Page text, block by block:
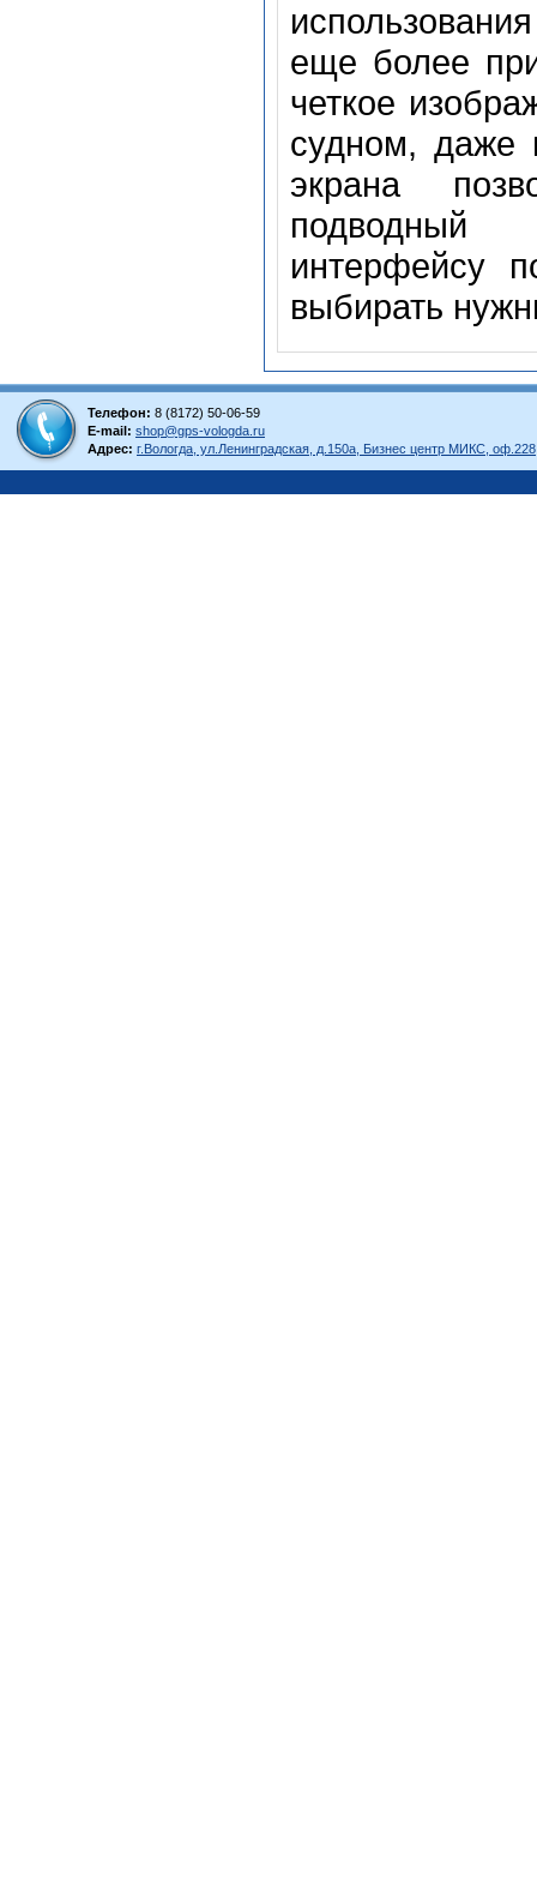
еще более
четкое
судном, даже
экрана
подводный
интерфейсу
выбирать
Телефон: 8 (8172) 50-06-59
E-mail: shop@gps-vologda.ru
Адрес: г.Вологда, ул.Ленинградская, д.150а, Бизнес центр МИКС, оф.228